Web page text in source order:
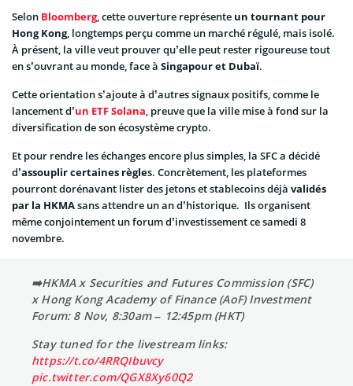
Selon Bloomberg, cette ouverture représente un tournant pour
Hong Kong, longtemps perçu comme un marché régulé, mais isolé.
À présent, la ville veut prouver qu’elle peut rester rigoureuse tout
en s’ouvrant au monde, face à Singapour et Dubaï.
Cette orientation s’ajoute à d’autres signaux positifs, comme le
lancement d’un ETF Solana, preuve que la ville mise à fond sur la
diversification de son écosystème crypto.
Et pour rendre les échanges encore plus simples, la SFC a décidé
d’assouplir certaines règles. Concrètement, les plateformes
pourront dorénavant lister des jetons et stablecoins déjà validés
par la HKMAsans attendre un an d’historique. Ils organisent
même conjointement un forum d’investissement ce samedi 8
novembre.
➡️HKMA x Securities and Futures Commission (SFC)
x Hong Kong Academy of Finance (AoF) Investment
Forum: 8 Nov, 8:30am – 12:45pm (HKT)
Stay tuned for the livestream links:
https://t.co/4RRQIbuvcy
pic.twitter.com/QGX8Xy60Q2